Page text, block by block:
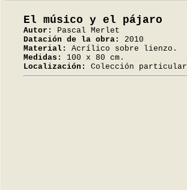
El músico y el pájaro
Autor:
Pascal Merlet
Datación de la obra:
2010
Material:
Acrílico sobre lienzo.
Medidas:
100 x 80 cm.
Localización:
Colección particular